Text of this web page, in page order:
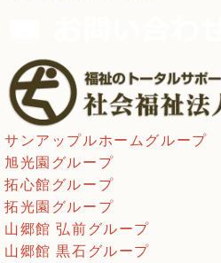
サンアップルホームグループ
旭光園グループ
拓心館グループ
拓光園グループ
山郷館 弘前グループ
山郷館 黒石グループ